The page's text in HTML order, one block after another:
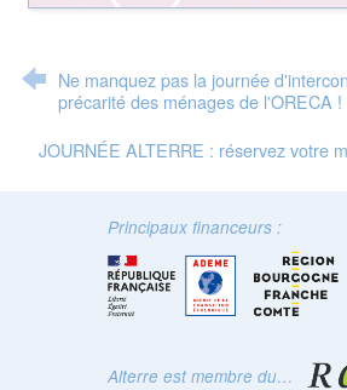
Ne manquez pas la journée
précarité des ménages de l'ORECA !
JOURNÉE ALTERRE : réservez votre
Principaux financeurs :
Alterre est membre du…